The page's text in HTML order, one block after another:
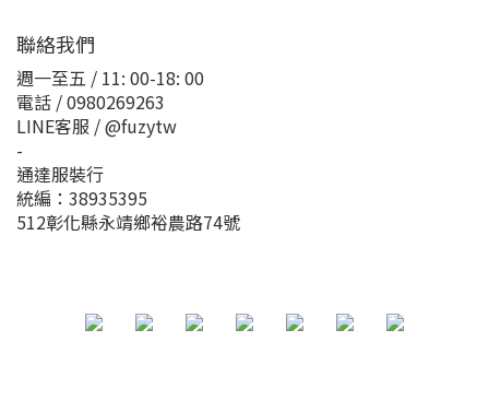
聯絡我們
週一至五 / 11: 00-18: 00
電話 / 0980269263
LINE客服 / @fuzytw
-
通達服裝行
統編：38935395
512彰化縣永靖鄉裕農路74號